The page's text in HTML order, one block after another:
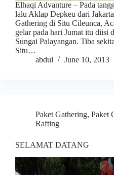
Elhaqi Advanture – Pada
lalu Aklap Depkeu dari
Gathering di Situ Cileunca,
gelar pada hari Jumat itu diisi
Sungai Palayangan. Tiba
Situ…
abdul
June 10, 2013
Paket Gathering, Paket
Rafting
SELAMAT DATANG